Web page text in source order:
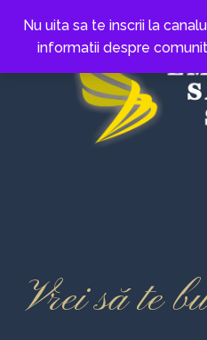
Vrei să te
Nu uita sa te inscrii la
informatii despre